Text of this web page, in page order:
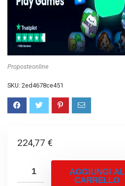
Proposteonline
SKU: 2ed4678ce451
224,77 €
AGGIUNGI AL
CARRELLO